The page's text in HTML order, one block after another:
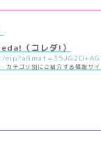
（コレダ!）
カテゴリ別にご紹介する情報サ